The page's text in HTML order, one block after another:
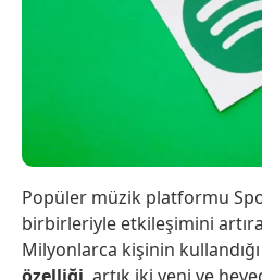
Popüler müzik platformu
birbirleriyle etkileşimini
Milyonlarca kişinin kullandığı